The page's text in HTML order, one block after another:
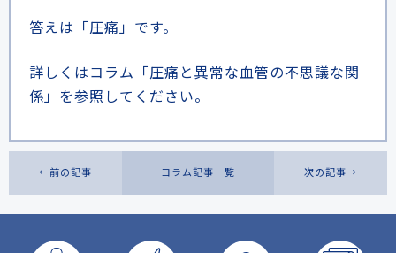
答えは「圧痛」です。
詳しくはコラム「圧痛と異常な血管の不思議な関
係」を参照してください。
←前の記事 コラム記事一覧 次の記事→